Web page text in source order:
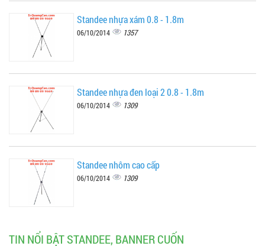
Standee nhựa xám 0.8 - 1.8m
06/10/2014 1357
Standee nhựa đen loại 2 0.8 - 1.8m
06/10/2014 1309
Standee nhôm cao cấp
06/10/2014 1309
TIN NỔI BẬT STANDEE, BANNER CUỐN